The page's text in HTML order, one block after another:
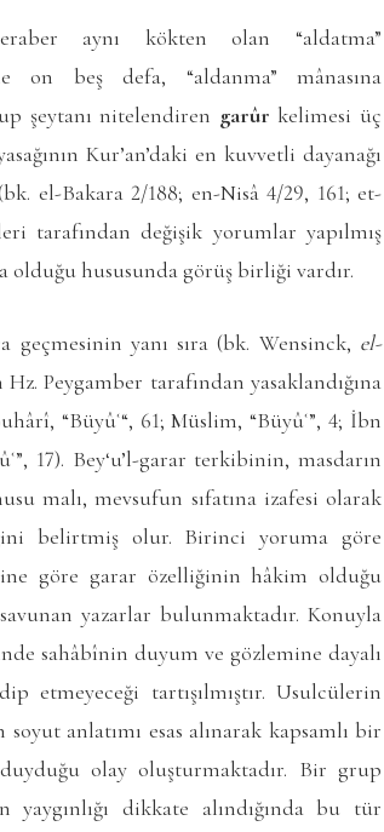
aynı kökten olan “aldatma”
beş defa, “aldanma” mânasına
şeytanı nitelendiren garûr kelimesi üç
Kur’an’daki en kuvvetli dayanağı
el-Bakara 2/188; en-Nisâ 4/29, 161; et-
tarafından değişik yorumlar yapılmış
olduğu hususunda görüş birliği vardır.
yanı sıra (bk. Wensinck, el-
Peygamber tarafından yasaklandığına
“Büyûʿ“, 61; Müslim, “Büyûʿ”, 4; İbn
17). Bey‘u’l-garar terkibinin, masdarın
malı, mevsufun sıfatına izafesi olarak
belirtmiş olur. Birinci yoruma göre
göre garar özelliğinin hâkim olduğu
yazarlar bulunmaktadır. Konuyla
sahâbînin duyum ve gözlemine dayalı
tartışılmıştır. Usulcülerin
anlatımı esas alınarak kapsamlı bir
olay oluşturmaktadır. Bir grup
dikkate alındığında bu tür